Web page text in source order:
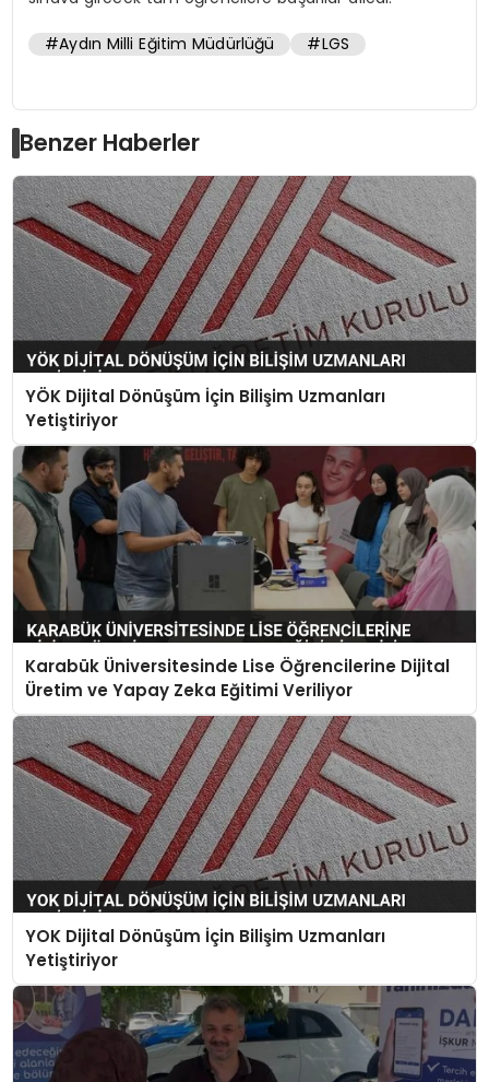
#Aydın Milli Eğitim Müdürlüğü #LGS
Benzer Haberler
YÖK Dijital Dönüşüm İçin Bilişim Uzmanları
Yetiştiriyor
Karabük Üniversitesinde Lise Öğrencilerine Dijital
Üretim ve Yapay Zeka Eğitimi Veriliyor
YOK Dijital Dönüşüm İçin Bilişim Uzmanları
Yetiştiriyor